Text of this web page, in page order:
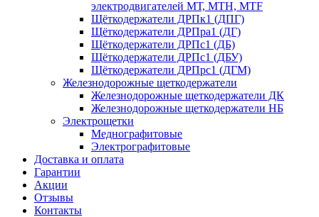
электродвигателей МТ, МТН, МТF
Щёткодержатели ДРПк1 (ДПГ)
Щёткодержатели ДРПра1 (ДГ)
Щёткодержатели ДРПс1 (ДБ)
Щёткодержатели ДРПс1 (ДБУ)
Щёткодержатели ДРПрс1 (ДГМ)
Железнодорожные щеткодержатели
Железнодорожные щеткодержатели ДК
Железнодорожные щеткодержатели НБ
Электрощетки
Меднографитовые
Электрографитовые
Доставка и оплата
Гарантии
Акции
Отзывы
Контакты